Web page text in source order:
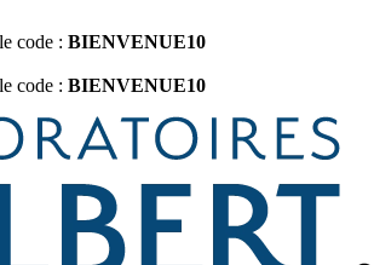
code : BIENVENUE10
code : BIENVENUE10